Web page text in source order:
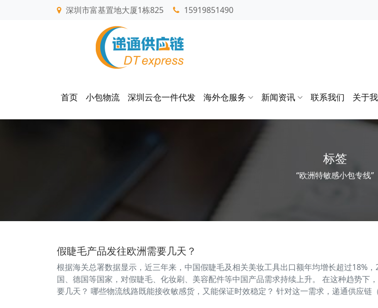
深圳市富基置地大厦1栋825 15919851490
首页 小包物流 深圳云仓一件代发 海外仓服务 新闻资讯 联系我们 关于
标签
“欧洲特敏感小包专线”
假睫毛产品发往欧洲需要几天？
根据海关总署数据显示，近三年来，中国假睫毛及相关美妆工具出口额年均增长超过18%
国、德国等国家，对假睫毛、化妆刷、美容配件等中国产品需求持续上升。 在这种趋势下
要几天？ 哪些物流线路既能接收敏感货，又能保证时效稳定？ 针对这一需求，递通供应